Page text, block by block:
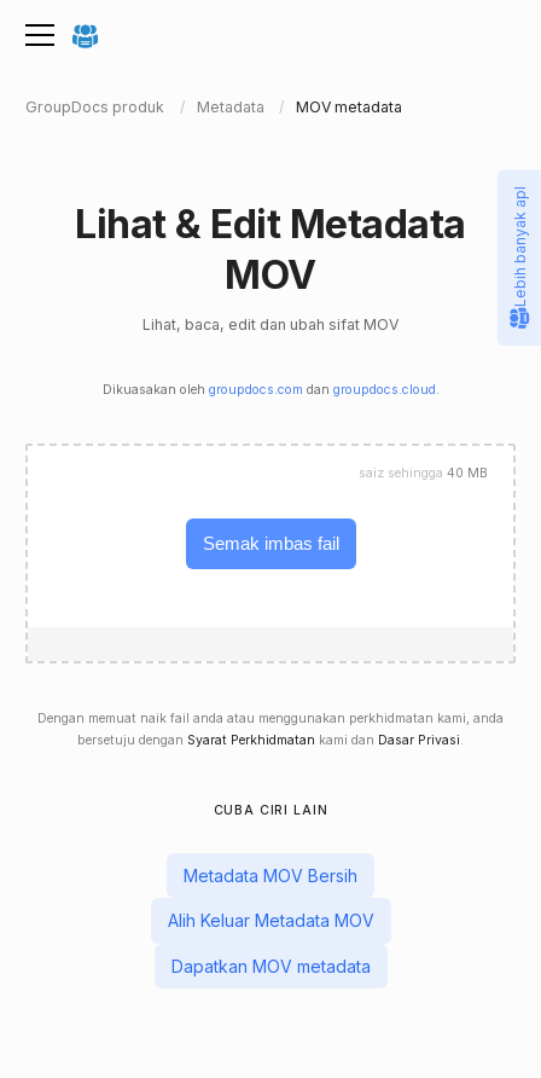
GroupDocs produk Metadata MOV metadata
Lihat & Edit Metadata
MOV
Lihat, baca, edit dan ubah sifat MOV
Dikuasakan oleh groupdocs.com dan groupdocs.cloud .
Semak imbas fail
saiz sehingga 40 MB
Dengan memuat naik fail anda atau menggunakan perkhidmatan kami, anda
bersetuju dengan Syarat Perkhidmatan kami dan Dasar Privasi.
CUBA CIRI LAIN
Metadata MOV Bersih
Alih Keluar Metadata MOV
Dapatkan MOV metadata
Lebih banyak apl